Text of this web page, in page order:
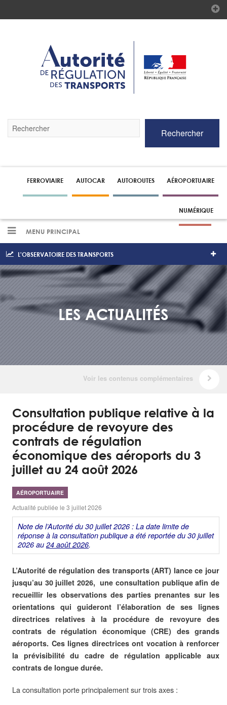
par
pour
recherche
Rechercher
FERROVIAIRE AUTOCAR AUTOROUTES AÉROPORTUAIRE
NUMÉRIQUE
MENU PRINCIPAL
L'OBSERVATOIRE DES TRANSPORTS
LES ACTUALITÉS
Consultation publique relative à la
procédure de revoyure des
contrats de régulation
économique des aéroports du 3
juillet au 24 août 2026
AÉROPORTUAIRE
Actualité publiée le 3 juillet 2026
Note de l’Autorité du 30 juillet 2026 : La date limite de
réponse à la consultation publique a été reportée du 30 juillet
2026 au 24 août 2026.
L’Autorité de régulation des transports (ART) lance ce jour
jusqu’au 30 juillet 2026, une consultation publique afin de
recueillir les observations des parties prenantes sur les
orientations qui guideront l’élaboration de ses lignes
directrices relatives à la procédure de revoyure des
contrats de régulation économique (CRE) des grands
aéroports. Ces lignes directrices ont vocation à renforcer
la prévisibilité du cadre de régulation applicable aux
contrats de longue durée.
La consultation porte principalement sur trois axes :